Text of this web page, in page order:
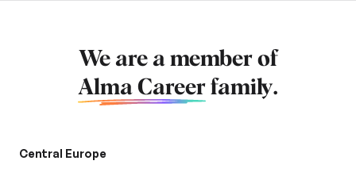
We are a member of
Alma Career family.
Central Europe